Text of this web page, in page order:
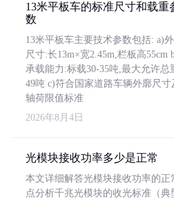
13米平板车的标准尺寸和载重
数
13米平板车主要技术参数包括: a)
尺寸:长13m×宽2.45m,栏板高55cm
承载能力:标载30-35吨,最大允许总
49吨 c)符合国家道路车辆外廓尺寸
轴荷限值标准
2026年8月4日
光模块接收功率多少是正常
本文详细解答光模块接收功率的
点分析千兆光模块的收光标准（典